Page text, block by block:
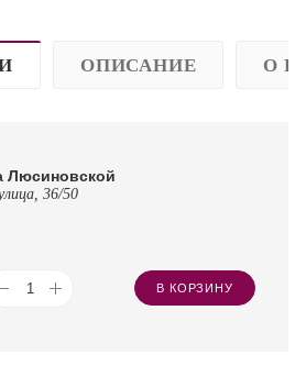
ОПИСАНИЕ О
Люсиновской
36/50
В КОРЗИНУ